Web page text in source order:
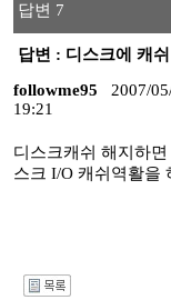
답변 7
답변 : 디스크에 캐
followme95
2007/
19:21
디스크캐쉬 해지하
스크 I/O 캐쉬역활을